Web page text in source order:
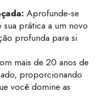
Aprofunde-se
sua prática a um novo
profunda para si
mais de 20 anos de
proporcionando
você domine as